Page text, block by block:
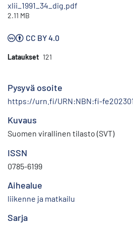
xlii_1991_34_dig.pdf
2.11 MB
CC BY 4.0
Lataukset 121
Pysyvä osoite
https://urn.fi/URN:NBN:fi-
Kuvaus
Suomen virallinen tilasto (SVT)
ISSN
0785-6199
Aihealue
liikenne ja matkailu
Sarja